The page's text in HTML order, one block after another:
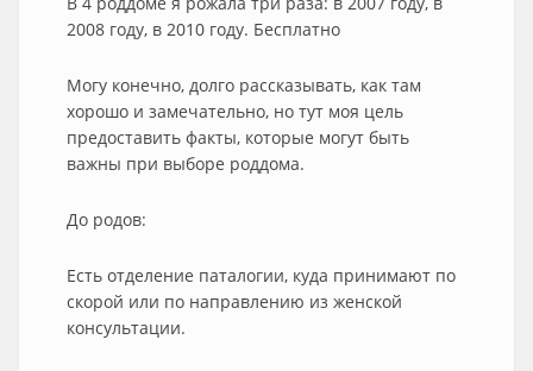
2008 году, в 2010 году. Бесплатно
Могу конечно, долго рассказывать, как там
хорошо и замечательно, но тут моя цель
предоставить факты, которые могут быть
важны при выборе роддома.
До родов:
Есть отделение паталогии, куда принимают по
скорой или по направлению из женской
консультации.